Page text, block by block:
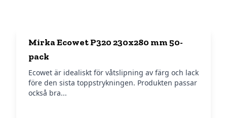
Mirka Ecowet P320 230x280 mm 50-
pack
Ecowet är idealiskt för våtslipning av färg och lack
före den sista toppstrykningen. Produkten passar
också bra...